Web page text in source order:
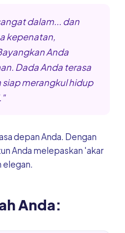
dalam... dan
kepenatan,
Anda
Dada Anda terasa
merangkul hidup
depan Anda. Dengan
Anda melepaskan 'akar
elegan.
Anda: